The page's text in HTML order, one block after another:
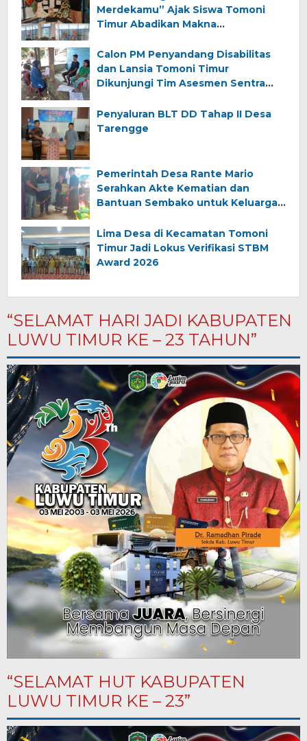
Merdekamu” Ajak Siswa Tomoni
Timur Abadikan Makna
Calon PM Penyandang Disabilitas
dan Lansia Tomoni Timur
Dikunjungi Tim Asesmen Sentra
Penyaluran BLT DD Tahap II Desa
Tarengge
Pemerintah Desa Rante Mario
Serahkan Akte Kematian dan
Bantuan Sembako untuk Keluarga
Lima Desa di Kecamatan Tomoni
Timur Jadi Lokus Verifikasi STBM
Award 2026
“SELAMAT HARI JADI KABUPATEN
LUWU TIMUR KE – 23 TAHUN”
“SELAMAT HUT KABUPATEN
LUWU TIMUR KE – 23”